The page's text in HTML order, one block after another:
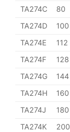
TA274C
80
TA274D
100
TA274E
112
TA274F
128
TA274G
144
TA274H
160
TA274J
180
TA274K
200